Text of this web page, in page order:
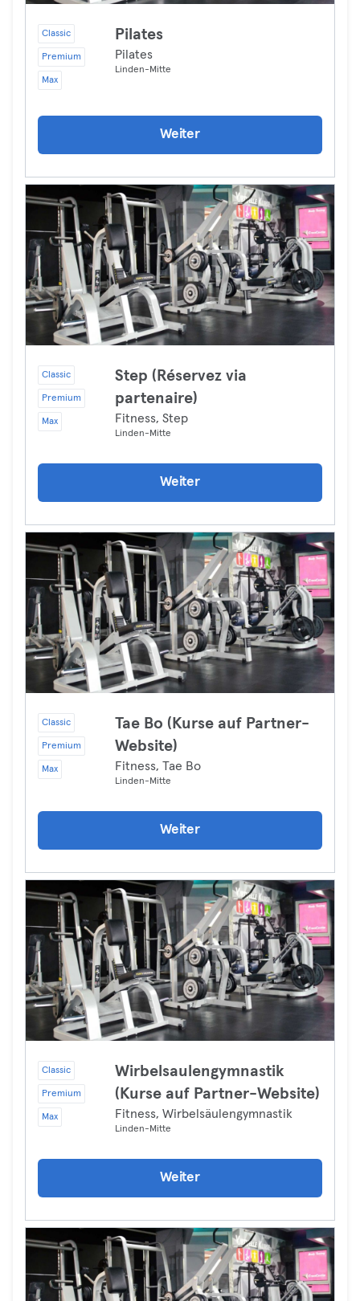
Classic
Premium
Max
Pilates
Pilates
Linden-Mitte
Weiter
Classic
Premium
Max
Step (Réservez via
partenaire)
Fitness, Step
Linden-Mitte
Weiter
Classic
Premium
Max
Tae Bo (Kurse auf Partner-
Website)
Fitness, Tae Bo
Linden-Mitte
Weiter
Classic
Premium
Max
Wirbelsaulengymnastik
(Kurse auf Partner-Website)
Fitness, Wirbelsäulengymnastik
Linden-Mitte
Weiter